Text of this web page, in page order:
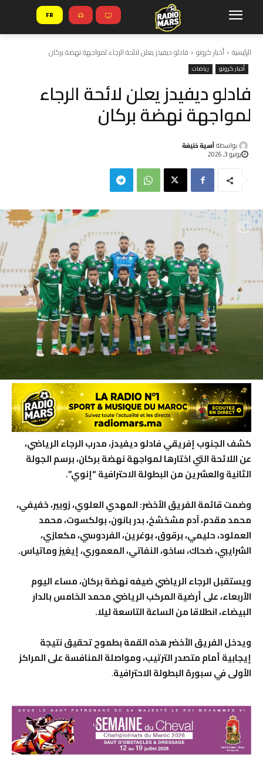
FR
الرئيسية أخبار كرونو فادلو ديفيدز يعلن لائحة الرجاء لمواجهة نهضة بركان
أخبار كرونو رياضات
فادلو ديفيدز يعلن لائحة الرجاء
لمواجهة نهضة بركان
بواسطةآسية خنيفة
يونيو 3, 2026
كشف الجنوب إفريقي فادلو ديفيدز، مدرب الرجاء الرياضي،
عن اللائحة التي اختارها لمواجهة نهضة بركان، برسم الجولة
الثانية والعشرين من البطولة الاحترافية “إنوي”.
وضمت قائمة الفريق الأخضر: المهدي العلوي، زوبير، خفيفي،
محمد مقدم، آدم مشخشخ، بدر بانون، بولكسوت، محمد
العملود، حليمي، برقوق، بوغرين، الفردوسي، مكعازي،
الشرايبي، ضحاك، ساخو، النفاتي، المعموري، إيغيز وماتياس.
ويستقبل الرجاء الرياضي ضيفه نهضة بركان، مساء اليوم
الأربعاء، على أرضية المركب الرياضي محمد الخامس بالدار
البيضاء، انطلاقا من الساعة التاسعة ليلا.
ويدخل الفريق الأخضر هذه القمة بطموح تحقيق نتيجة
إيجابية أمام متصدر الترتيب، ومواصلة المنافسة على المراكز
الأولى في سبورة البطولة الاحترافية.